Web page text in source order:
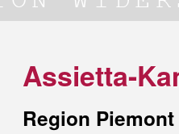
Assietta-
Region